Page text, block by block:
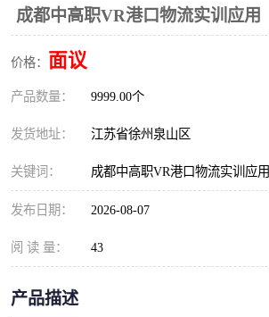
成都中高职VR港口物流实训应用
价格： 面议
产品数量： 9999.00个
发货地址： 江苏省徐州泉山区
关键词： 成都中高职VR港口物流实训应用
发布日期： 2026-08-07
阅 读 量： 43
产品描述